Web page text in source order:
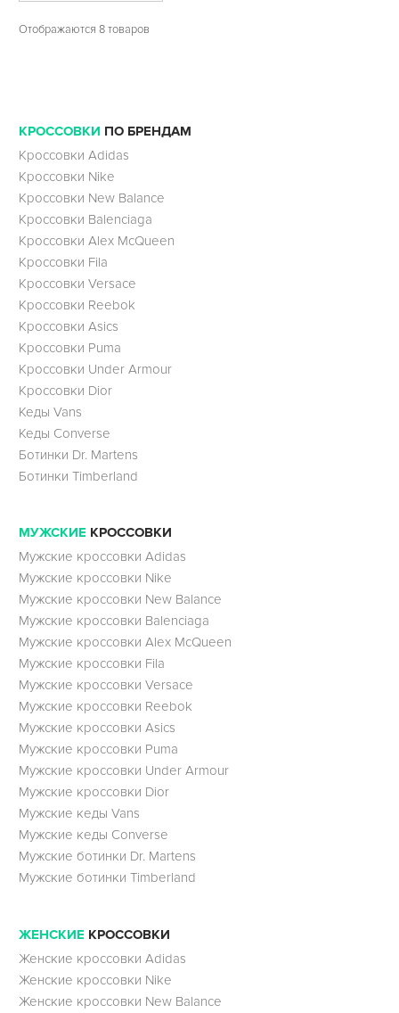
Отображаются 8 товаров
КРОССОВКИ ПО БРЕНДАМ
Кроссовки Adidas
Кроссовки Nike
Кроссовки New Balance
Кроссовки Balenciaga
Кроссовки Alex McQueen
Кроссовки Fila
Кроссовки Versace
Кроссовки Reebok
Кроссовки Asics
Кроссовки Puma
Кроссовки Under Armour
Кроссовки Dior
Кеды Vans
Кеды Converse
Ботинки Dr. Martens
Ботинки Timberland
МУЖСКИЕ КРОССОВКИ
Мужские кроссовки Adidas
Мужские кроссовки Nike
Мужские кроссовки New Balance
Мужские кроссовки Balenciaga
Мужские кроссовки Alex McQueen
Мужские кроссовки Fila
Мужские кроссовки Versace
Мужские кроссовки Reebok
Мужские кроссовки Asics
Мужские кроссовки Puma
Мужские кроссовки Under Armour
Мужские кроссовки Dior
Мужские кеды Vans
Мужские кеды Converse
Мужские ботинки Dr. Martens
Мужские ботинки Timberland
ЖЕНСКИЕ КРОССОВКИ
Женские кроссовки Adidas
Женские кроссовки Nike
Женские кроссовки New Balance